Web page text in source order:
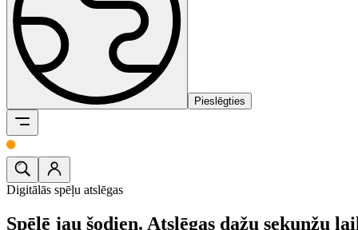
Pieslēgties
Digitālās spēļu atslēgas
Spēlē jau šodien. Atslēgas dažu sekunžu